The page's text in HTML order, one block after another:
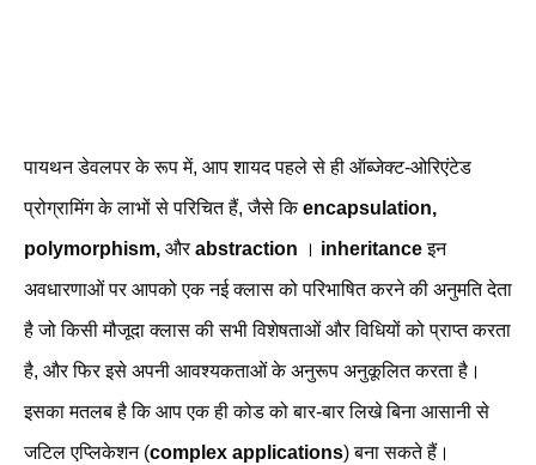
पायथन डेवलपर के रूप में, आप शायद पहले से ही ऑब्जेक्ट-ओरिएंटेड
प्रोग्रामिंग के लाभों से परिचित हैं, जैसे किencapsulation,
polymorphism, औरabstraction । inheritanceइन
अवधारणाओं पर आपको एक नई क्लास को परिभाषित करने की अनुमति देता
है जो किसी मौजूदा क्लास की सभी विशेषताओं और विधियों को प्राप्त करता
है, और फिर इसे अपनी आवश्यकताओं के अनुरूप अनुकूलित करता है।
इसका मतलब है कि आप एक ही कोड को बार-बार लिखे बिना आसानी से
जटिल एप्लिकेशन (complex applications) बना सकते हैं।